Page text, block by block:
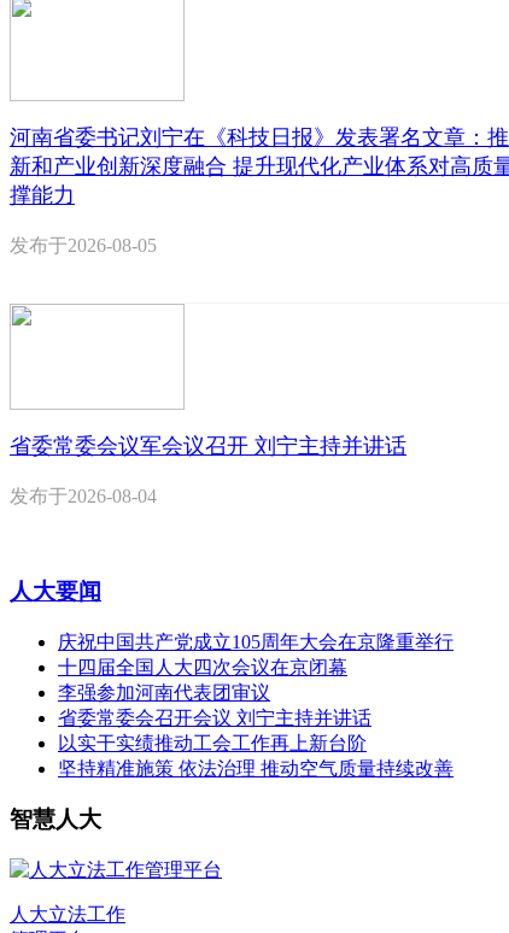
河南省委书记刘宁在《科技日报》发表署名文章：
新和产业创新深度融合 提升现代化产业体系对高质
撑能力
发布于2026-08-05
省委常委会议军会议召开 刘宁主持并讲话
发布于2026-08-04
人大要闻
庆祝中国共产党成立105周年大会在京隆重举行
十四届全国人大四次会议在京闭幕
李强参加河南代表团审议
省委常委会召开会议 刘宁主持并讲话
以实干实绩推动工会工作再上新台阶
坚持精准施策 依法治理 推动空气质量持续改善
智慧人大
人大立法工作